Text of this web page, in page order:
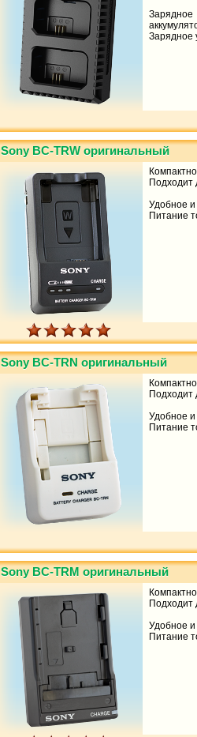
Зарядное
Sony BC-TRW оригинальный
Подходит
Удобное и
Питание
Sony BC-TRN оригинальный
Подходит
Удобное и
Питание
Sony BC-TRM оригинальный
Подходит
Удобное и
Питание